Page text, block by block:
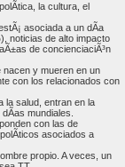
la cultura, el
asociada a un dÃ­a
noticias de alto impacto
de concienciaciÃ³n
nacen y mueren en un
con los relacionados con
la salud, entran en la
mundiales.
con las de
asociados a
propio. A veces, un